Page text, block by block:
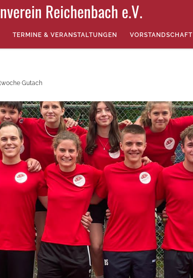
Reichenbach e.V.
TERMINE & VERANSTALTUNGEN VORSTANDSCHAFT
Gutach